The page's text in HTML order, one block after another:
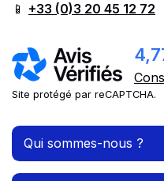
📱 +33 (0)3 20 45 12 72
Site protégé par reCAPTCHA.
Qui sommes-nous ?